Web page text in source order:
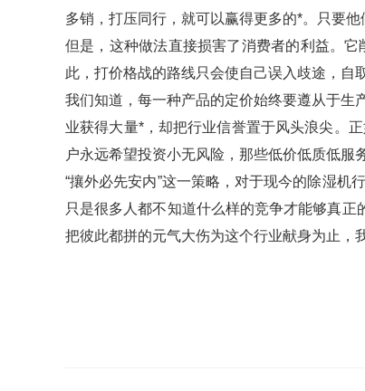
多销，打压同行，就可以赢得更多的*。只要
但是，这种做法直接损害了消费者的利益。
此，打价格战的路线只会使自己误入歧途，自
我们知道，每一种产品的定价始终要遵从于生
业获得大量*，却把行业信誉置于风头浪尖。
户永远希望投资小无风险，那些低价低质低服
“攘外必先安内”这一策略，对于现今的除湿机
只是很多人都不知道什么样的竞争才能够真
把彼此都拼的元气大伤为这个行业献身为止，